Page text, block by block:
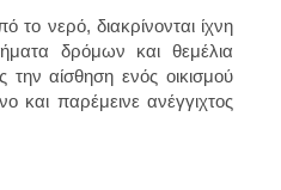
το νερό, διακρίνονται ίχνη
δρόμων και θεμέλια
την αίσθηση ενός οικισμού
και παρέμεινε ανέγγιχτος